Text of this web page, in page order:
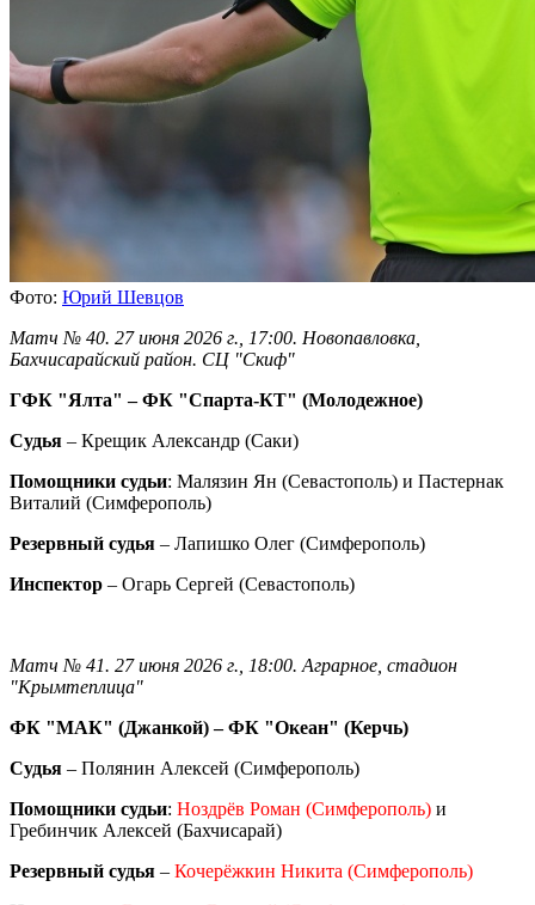
Фото: Юрий Шевцов
Матч № 40. 27 июня 2026 г., 17:00. Новопавловка,
Бахчисарайский район. СЦ "Скиф"
ГФК "Ялта" – ФК "Спарта-КТ" (Молодежное)
Судья – Крещик Александр (Саки)
Помощники судьи: Малязин Ян (Севастополь) и Пастернак
Виталий (Симферополь)
Резервный судья – Лапишко Олег (Симферополь)
Инспектор – Огарь Сергей (Севастополь)
Матч № 41. 27 июня 2026 г., 18:00. Аграрное, стадион
"Крымтеплица"
ФК "МАК" (Джанкой) – ФК "Океан" (Керчь)
Судья – Полянин Алексей (Симферополь)
Помощники судьи: Ноздрёв Роман (Симферополь) и
Гребинчик Алексей (Бахчисарай)
Резервный судья – Кочерёжкин Никита (Симферополь)